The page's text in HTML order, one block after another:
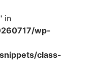
in
wp-
class-